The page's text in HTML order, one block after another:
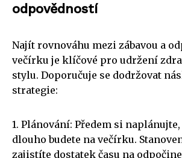
odpovědností
Najít rovnováhu mezi zábavou a
večírku je klíčové pro udržení
stylu. Doporučuje se dodržovat
strategie:
1. Plánování: Předem si
dlouho budete na večírku.
zajistíte dostatek času na